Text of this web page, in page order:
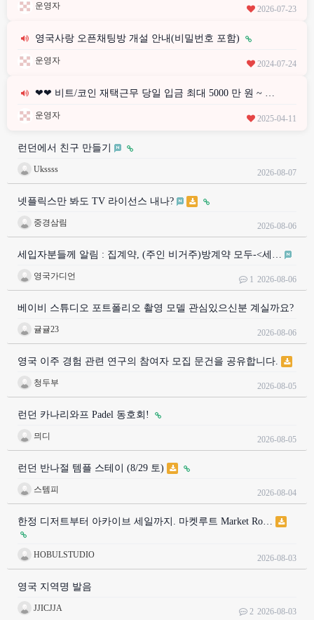
운영자 2026-07-23
영국사랑 오픈채팅방 개설 안내(비밀번호 포함)
운영자 2024-07-24
❤❤ 비트/코인 재택근무 당일 입금 최대 5000 만 원 ~ …
운영자 2025-04-11
런던에서 친구 만들기
Ukssss 2026-08-07
넷플릭스만 봐도 TV 라이선스 내나?
중경삼림 2026-08-06
세입자분들께 알림 : 집계약, (주인 비거주)방계약 모두-<세…
영국가디언 1 2026-08-06
베이비 스튜디오 포트폴리오 촬영 모델 관심있으신분 계실까요?
귤귤23 2026-08-06
영국 이주 경험 관련 연구의 참여자 모집 문건을 공유합니다.
청두부 2026-08-05
런던 카나리와프 Padel 동호회!
믜디 2026-08-05
런던 반나절 템플 스테이 (8/29 토)
스템피 2026-08-04
한정 디저트부터 아카이브 세일까지. 마켓루트 Market Ro…
HOBULSTUDIO 2026-08-03
영국 지역명 발음
JJICJJA 2 2026-08-03